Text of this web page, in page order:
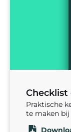
Checklist
Praktische
te maken bij